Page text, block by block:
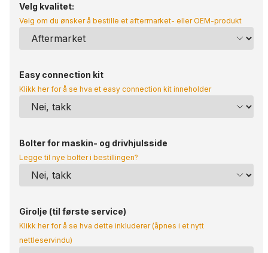
Velg kvalitet:
Velg om du ønsker å bestille et aftermarket- eller OEM-produkt
Easy connection kit
Klikk her for å se hva et easy connection kit inneholder
Bolter for maskin- og drivhjulsside
Legge til nye bolter i bestillingen?
Girolje (til første service)
Klikk her for å se hva dette inkluderer (åpnes i et nytt
nettleservindu)